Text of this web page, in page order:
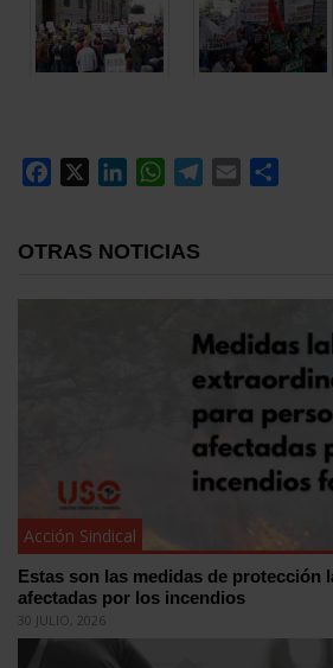
Facebook LinkedInWhatsApp
Telegram
Email
OTRAS NOTICIAS
Acción Sindical
Estas son las medidas de protección
afectadas por los incendios
30 JULIO, 2026